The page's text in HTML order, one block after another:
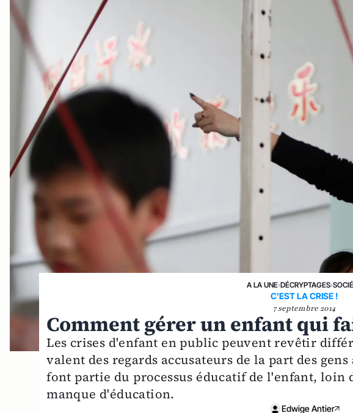
A LA UNE›DÉCRYPTAGES›
C'EST LA CRISE !
7 septembre 2014
Comment gérer un enfant qui
Les crises d'enfant en public peuvent revêtir
valent des regards accusateurs de la part des
font partie du processus éducatif de l'enfant, loin
manque d'éducation.
Edwige Antier